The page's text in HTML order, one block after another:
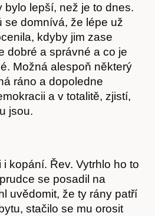
bylo lepší, než je to dnes.
se domnívá, že lépe už
kdyby jim zase
dobré a správné a co je
Možná alespoň některý
ráno a dopoledne
a v totalitě, zjistí,
jsou.
kopání. Řev. Vytrhlo ho to
se posadil na
uvědomit, že ty rány patří
stačilo se mu orosit